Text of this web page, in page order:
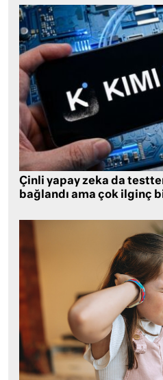
Çinli yapay zeka da
bağlandı ama çok ilginç